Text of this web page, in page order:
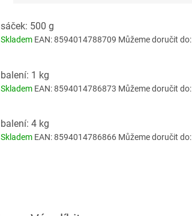
sáček: 500 g
Skladem EAN:8594014788709 Můžeme doručit do:
balení: 1 kg
Skladem EAN:8594014786873 Můžeme doručit do:
balení: 4 kg
Skladem EAN:8594014786866 Můžeme doručit do: